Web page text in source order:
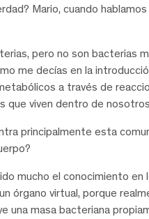
Mario, cuando
pero no son bacterias
me decías en la
a través de
que viven dentro de
principalmente esta
mucho el conocimiento
órgano virtual, porque
una masa bacteriana